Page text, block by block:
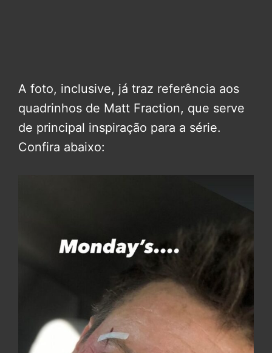
A foto, inclusive, já traz referência aos
quadrinhos de Matt Fraction, que serve
de principal inspiração para a série.
Confira abaixo: